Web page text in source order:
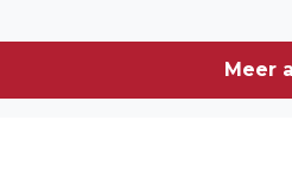
Meer